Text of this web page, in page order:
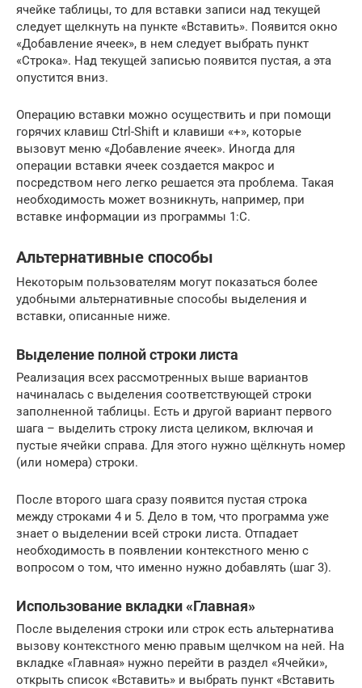
ячейке таблицы, то для вставки записи над текущей
следует щелкнуть на пункте «Вставить». Появится окно
«Добавление ячеек», в нем следует выбрать пункт
«Строка». Над текущей записью появится пустая, а эта
опустится вниз.
Операцию вставки можно осуществить и при помощи
горячих клавиш Ctrl-Shift и клавиши «+», которые
вызовут меню «Добавление ячеек». Иногда для
операции вставки ячеек создается макрос и
посредством него легко решается эта проблема. Такая
необходимость может возникнуть, например, при
вставке информации из программы 1:С.
Альтернативные способы
Некоторым пользователям могут показаться более
удобными альтернативные способы выделения и
вставки, описанные ниже.
Выделение полной строки листа
Реализация всех рассмотренных выше вариантов
начиналась с выделения соответствующей строки
заполненной таблицы. Есть и другой вариант первого
шага – выделить строку листа целиком, включая и
пустые ячейки справа. Для этого нужно щёлкнуть номер
(или номера) строки.
После второго шага сразу появится пустая строка
между строками 4 и 5. Дело в том, что программа уже
знает о выделении всей строки листа. Отпадает
необходимость в появлении контекстного меню с
вопросом о том, что именно нужно добавлять (шаг 3).
Использование вкладки «Главная»
После выделения строки или строк есть альтернатива
вызову контекстного меню правым щелчком на ней. На
вкладке «Главная» нужно перейти в раздел «Ячейки»,
открыть список «Вставить» и выбрать пункт «Вставить